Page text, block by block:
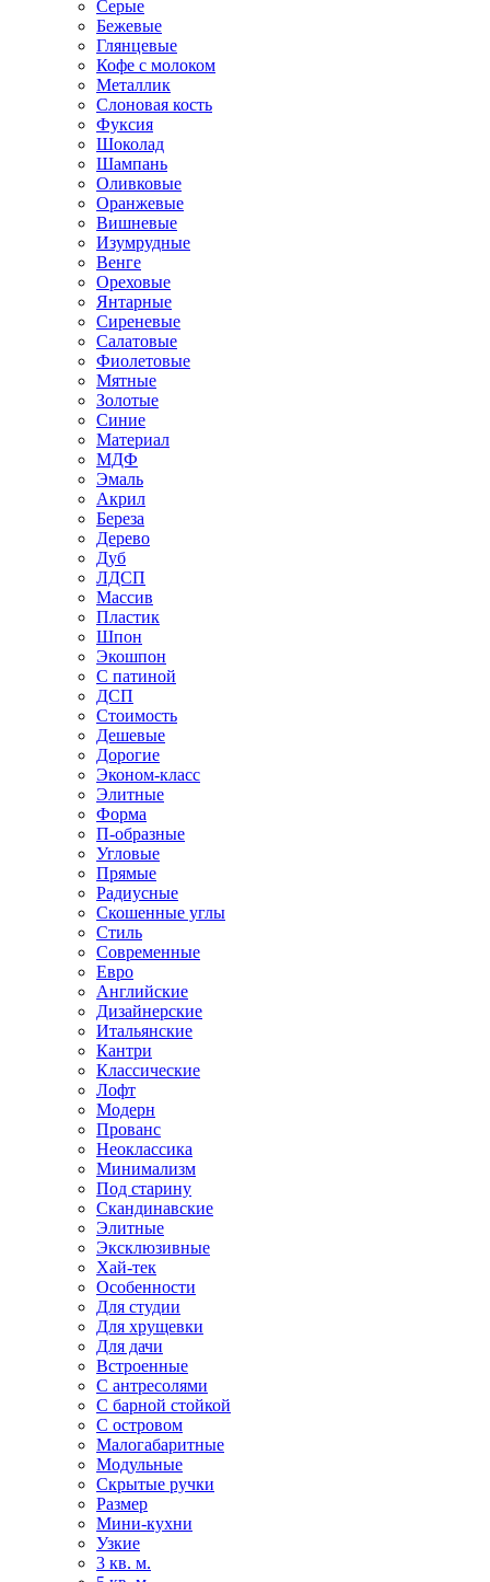
Серые
Бежевые
Глянцевые
Кофе с молоком
Металлик
Слоновая кость
Фуксия
Шоколад
Шампань
Оливковые
Оранжевые
Вишневые
Изумрудные
Венге
Ореховые
Янтарные
Сиреневые
Салатовые
Фиолетовые
Мятные
Золотые
Синие
Материал
МДФ
Эмаль
Акрил
Береза
Дерево
Дуб
ЛДСП
Массив
Пластик
Шпон
Экошпон
С патиной
ДСП
Стоимость
Дешевые
Дорогие
Эконом-класс
Элитные
Форма
П-образные
Угловые
Прямые
Радиусные
Скошенные углы
Стиль
Современные
Евро
Английские
Дизайнерские
Итальянские
Кантри
Классические
Лофт
Модерн
Прованс
Неоклассика
Минимализм
Под старину
Скандинавские
Элитные
Эксклюзивные
Хай-тек
Особенности
Для студии
Для хрущевки
Для дачи
Встроенные
С антресолями
С барной стойкой
С островом
Малогабаритные
Модульные
Скрытые ручки
Размер
Мини-кухни
Узкие
3 кв. м.